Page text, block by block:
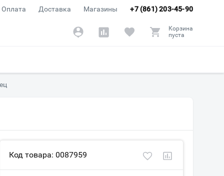
+7 (861) 203-45-90
Оплата Доставка Магазины
Корзина
пуста
Код товара: 0087959